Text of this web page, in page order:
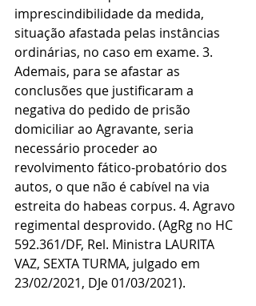
imprescindibilidade da medida,
situação afastada pelas instâncias
ordinárias, no caso em exame. 3.
Ademais, para se afastar as
conclusões que justificaram a
negativa do pedido de prisão
domiciliar ao Agravante, seria
necessário proceder ao
revolvimento fático-probatório dos
autos, o que não é cabível na via
estreita do habeas corpus. 4. Agravo
regimental desprovido. (AgRg no HC
592.361/DF, Rel. Ministra LAURITA
VAZ, SEXTA TURMA, julgado em
23/02/2021, DJe 01/03/2021).